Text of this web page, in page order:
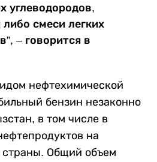
углеводородов,
смеси легких
– говорится в
нефтехимической
бензин незаконно
в том числе в
на
Общий объем